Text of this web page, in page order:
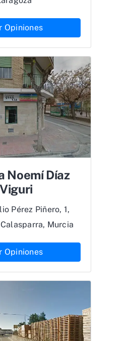
Opiniones
Noemí Díaz
Viguri
Pérez Piñero, 1,
Murcia
Opiniones